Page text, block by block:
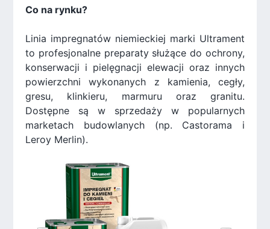
Co na rynku?
Linia impregnatów niemieckiej marki Ultrament
to profesjonalne preparaty służące do ochrony,
konserwacji i pielęgnacji elewacji oraz innych
powierzchni wykonanych z kamienia, cegły,
gresu, klinkieru, marmuru oraz granitu.
Dostępne są w sprzedaży w popularnych
marketach budowlanych (np. Castorama i
Leroy Merlin).